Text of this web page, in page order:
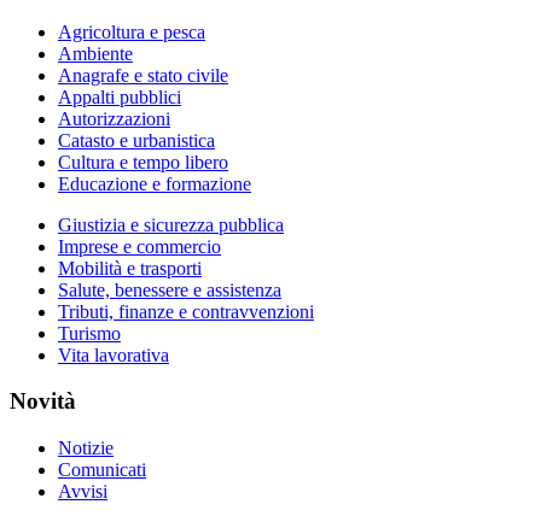
Agricoltura e pesca
Ambiente
Anagrafe e stato civile
Appalti pubblici
Autorizzazioni
Catasto e urbanistica
Cultura e tempo libero
Educazione e formazione
Giustizia e sicurezza pubblica
Imprese e commercio
Mobilità e trasporti
Salute, benessere e assistenza
Tributi, finanze e contravvenzioni
Turismo
Vita lavorativa
Novità
Notizie
Comunicati
Avvisi